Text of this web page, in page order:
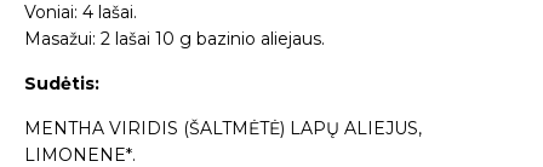
Voniai: 4 lašai.
Masažui: 2 lašai 10 g bazinio aliejaus.
Sudėtis:
MENTHA VIRIDIS (ŠALTMĖTĖ) LAPŲ ALIEJUS,
LIMONENE*.